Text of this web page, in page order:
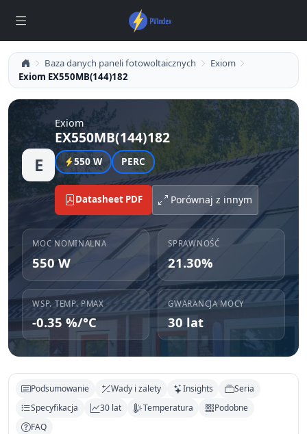
Baza danych paneli fotowoltaicznych
Exiom
Exiom EX550MB(144)182
E
Exiom
EX550MB(144)182
550 W PERC
Datasheet PDF Porównaj z innym
MOC NOMINALNA
550 W
SPRAWNOŚĆ
21.30%
WSP. TEMP. PMAX
-0.35 %/°C
GWARANCJA MOCY
30 lat
Podsumowanie Wady i zalety Insights
Seria
Specyfikacja
30 lat Temperatura
Podobne
FAQ